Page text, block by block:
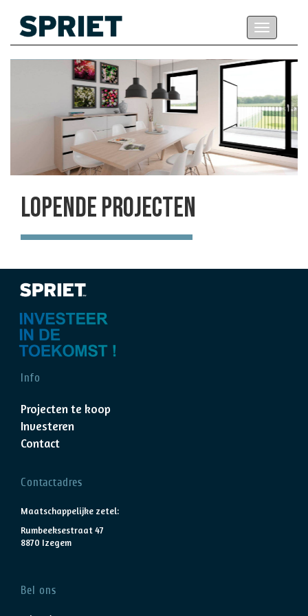
Toggle
navigation
LOPENDE PROJECTEN
Info
Projecten te koop
Investeren
Contact
Contactadres
Maatschappelijke zetel:
Rumbeeksestraat 47
8870 Izegem
Bel ons